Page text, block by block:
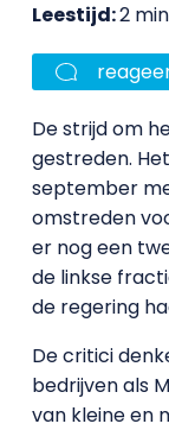
Leestijd:2
De strijd om
gestreden.
september
omstreden
er nog een
de linkse
de regering
De critici
bedrijven als
van kleine en